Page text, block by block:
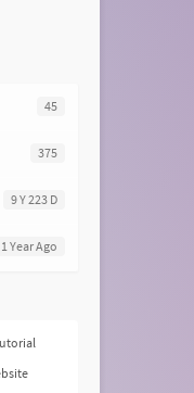
45
375
9 Y 223 D
1 Year Ago